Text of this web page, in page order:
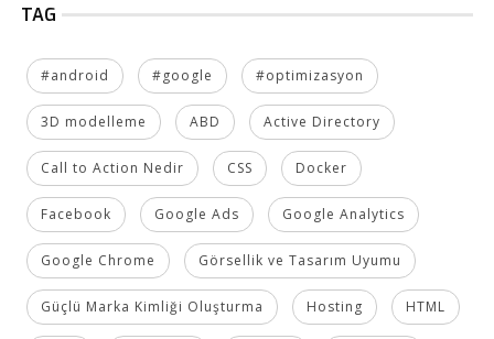
TAG
#android #google #optimizasyon
3D modelleme ABD Active Directory
Call to Action Nedir CSS Docker
Facebook Google Ads Google Analytics
Google Chrome Görsellik ve Tasarım Uyumu
Güçlü Marka Kimliği Oluşturma Hosting HTML